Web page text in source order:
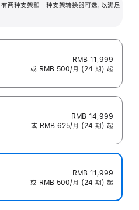
种支架和一种支架转换器可选，以满足
RMB 11,999
或 RMB 500/月 (24 期) 起
RMB 14,999
或 RMB 625/月 (24 期) 起
RMB 11,999
或 RMB 500/月 (24 期) 起